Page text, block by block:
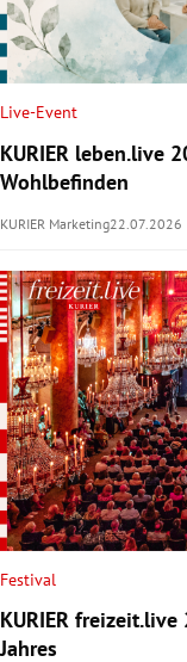
Live-Event
KURIER leben.live
Wohlbefinden
KURIER Marketing22.07.2026
Festival
KURIER
Jahres